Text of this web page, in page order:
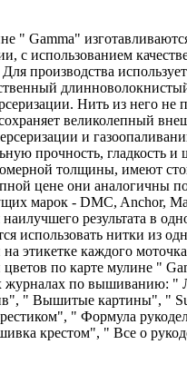
" Gamma"
с использованием
производства
Нить из него не
великолепный
и
прочность, гладкость и
толщины, имеют
цене они аналогичны
марок - DMC, Anchor,
результата в
использовать нитки из
на этикетке каждого
по карте мулине "
журналах по вышиванию: "
" Вышитые картины", "
" Формула
крестом", " Все о